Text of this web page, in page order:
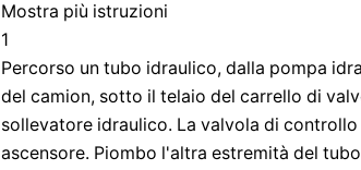
Mostra più istruzioni
1
Percorso un tubo idraulico, dalla pompa
del camion, sotto il telaio del carrello di
sollevatore idraulico. La valvola di
ascensore. Piombo l'altra estremità del